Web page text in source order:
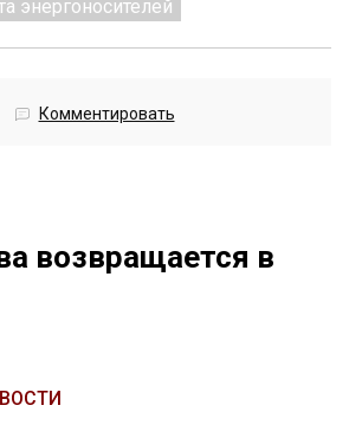
энергоносителей
Комментировать
возвращается в